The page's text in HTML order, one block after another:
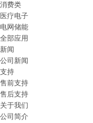
消费类
医疗电子
电网储能
全部应用
新闻
公司新闻
支持
售前支持
售后支持
关于我们
公司简介